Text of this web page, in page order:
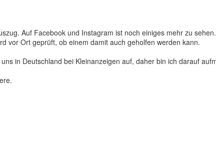
Auf Facebook und Instagram ist noch einiges mehr zu sehen.
vor Ort geprüft, ob einem damit auch geholfen werden kann.
in Deutschland bei Kleinanzeigen auf, daher bin ich darauf